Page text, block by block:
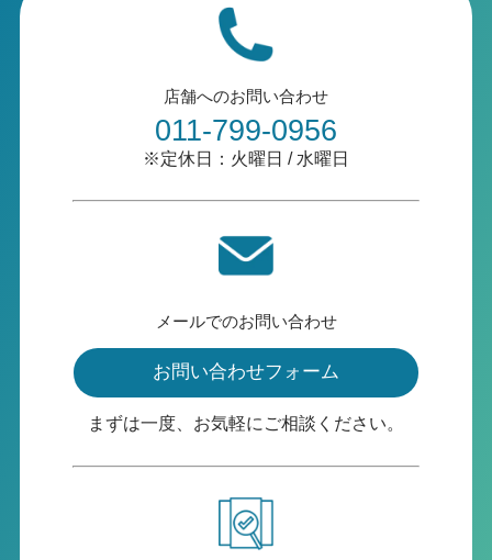
店舗へのお問い合わせ
011-799-0956
※定休日：火曜日 / 水曜日
メールでのお問い合わせ
お問い合わせフォーム
まずは一度、お気軽にご相談ください。